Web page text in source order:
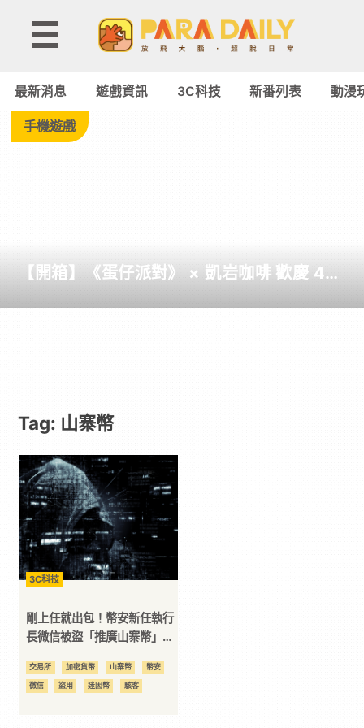
Tag:
寨
Paradaily
-
｜
動
漫
二
次
元
最新消息 遊戲資訊 3C科技 新番列表 動漫
手機遊戲
【開箱】《蛋仔派對》 × 凱岩咖啡 歡慶 4
Tag: 山寨幣
3C科技
剛上任就出包！幣安新任執行
長微信被盜「推廣山寨幣」，
交易所 加密貨幣 山寨幣 幣安
微信 盜用 迷因幣 駭客